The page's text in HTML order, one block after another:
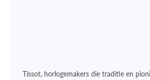
Tissot, horlogemakers die traditie en